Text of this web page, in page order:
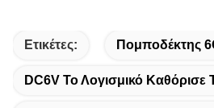
Ετικέτες: Πομποδέκτης
DC6V Το Λογισμικό